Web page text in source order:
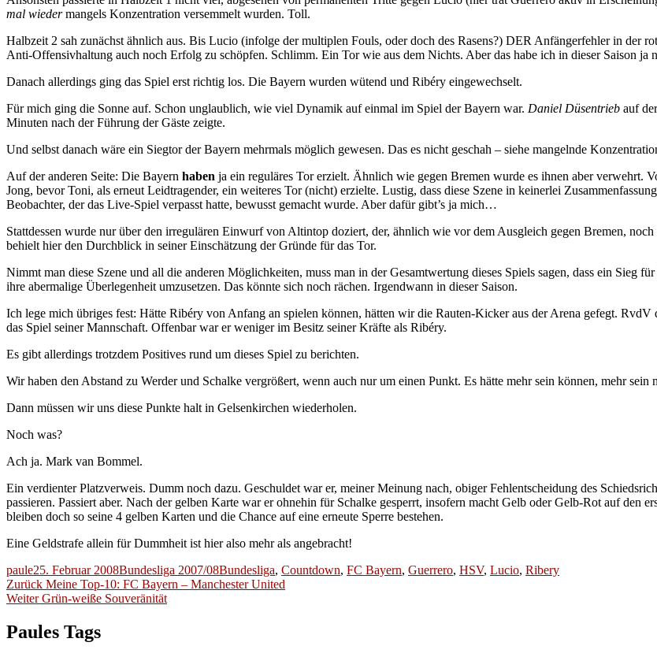
mal wiedermangels Konzentration versemmelt wurden. Toll.
Halbzeit 2 sah zunächst ähnlich aus. Bis Lucio (infolge der multiplen Fouls, oder doch des Rasens?) DER Anfängerfehler in der
Anti-Offensivhaltung auch noch Erfolg zu schöpfen. Schlimm. Ein Tor wie aus dem Nichts. Aber das habe ich in dieser Saison ja
Danach allerdings ging das Spiel erst richtig los. Die Bayern wurden wütend und Ribéry eingewechselt.
Für mich ging die Sonne auf. Schon unglaublich, wie viel Dynamik auf einmal im Spiel der Bayern war. Daniel Düsentrieb auf
Minuten nach der Führung der Gäste zeigte.
Und selbst danach wäre ein Siegtor der Bayern mehrmals möglich gewesen. Das es nicht geschah – siehe mangelnde
Auf der anderen Seite: Die Bayern haben ja ein reguläres Tor erzielt. Ähnlich wie gegen Bremen wurde es ihnen aber verwehrt.
Jong, bevor Toni, als erneut Leidtragender, ein weiteres Tor (nicht) erzielte. Lustig, dass diese Szene in keinerlei
Beobachter, der das Live-Spiel verpasst hatte, bewusst gemacht wurde. Aber dafür gibt’s ja mich…
Stattdessen wurde nur über den irregulären Einwurf von Altintop doziert, der, ähnlich wie vor dem Ausgleich gegen Bremen,
behielt hier den Durchblick in seiner Einschätzung der Gründe für das Tor.
Nimmt man diese Szene und all die anderen Möglichkeiten, muss man in der Gesamtwertung dieses Spiels sagen, dass ein Sieg
ihre abermalige Überlegenheit umzusetzen. Das könnte sich noch rächen. Irgendwann in dieser Saison.
Ich lege mich übriges fest: Hätte Ribéry von Anfang an spielen können, hätten wir die Rauten-Kicker aus der Arena gefegt.
das Spiel seiner Mannschaft. Offenbar war er weniger im Besitz seiner Kräfte als Ribéry.
Es gibt allerdings trotzdem Positives rund um dieses Spiel zu berichten.
Wir haben den Abstand zu Werder und Schalke vergrößert, wenn auch nur um einen Punkt. Es hätte mehr sein können, mehr sein
Dann müssen wir uns diese Punkte halt in Gelsenkirchen wiederholen.
Noch was?
Ach ja. Mark van Bommel.
Ein verdienter Platzverweis. Dumm noch dazu. Geschuldet war er, meiner Meinung nach, obiger Fehlentscheidung des
passieren. Passiert aber. Nach der gelben Karte war er ohnehin für Schalke gesperrt, insofern macht Gelb oder Gelb-Rot auf
bleiben doch so seine 4 gelben Karten und die Chance auf eine erneute Sperre bestehen.
Eine Geldstrafe allein für Dummheit ist hier also mehr als angebracht!
Autor
pauleVeröffentlicht
am
25. Februar 2008Kategorien
Bundesliga 2007/08Schlagwörter
Bundesliga, Countdown, FC Bayern, Guerrero, HSV, Lucio, Ribery
Beitragsnavigation
Zurück Vorheriger
Beitrag:
Meine Top-10: FC Bayern – Manchester United
Weiter Nächster
Grün-weiße Souveränität
Paules Tags